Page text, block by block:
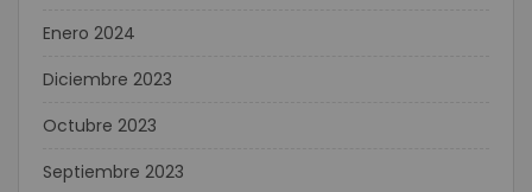
Enero 2024
Diciembre 2023
Octubre 2023
Septiembre 2023